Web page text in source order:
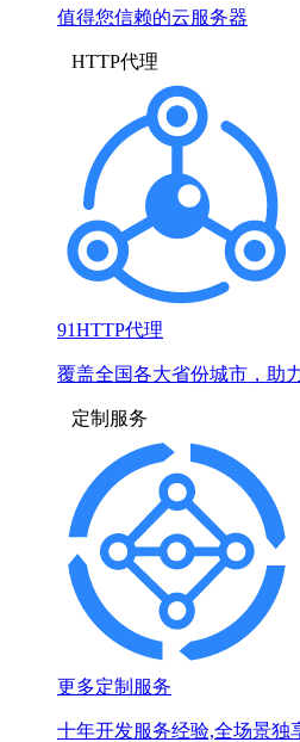
值得您信赖的云服务器
HTTP代理
91HTTP代理
覆盖全国各大省份城市，助
定制服务
更多定制服务
十年开发服务经验,全场景独